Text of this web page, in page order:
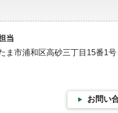
当
ま市浦和区高砂三丁目15番1
お問い